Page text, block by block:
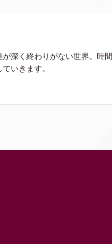
深く終わりがない世界。時間
いきます。